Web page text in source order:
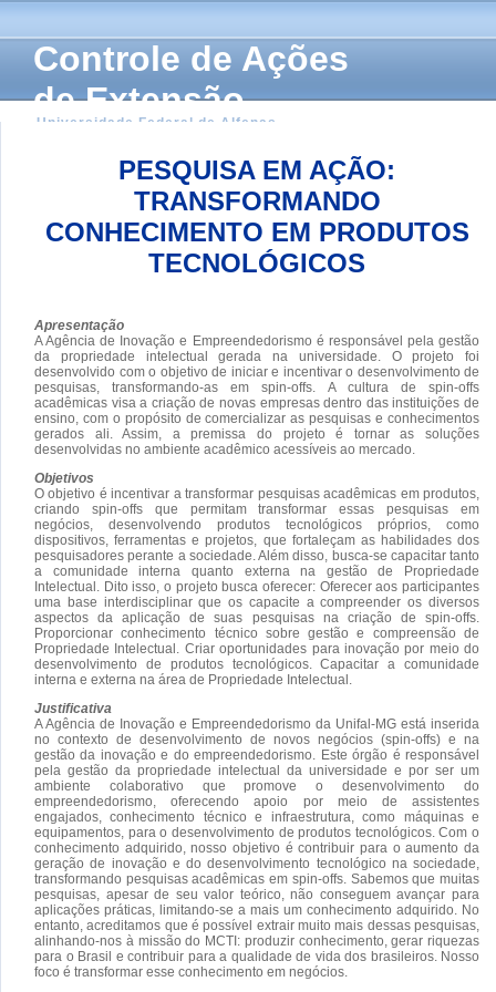
Controle de Ações
de Extensão
Universidade Federal de Alfenas
PESQUISA EM AÇÃO:
TRANSFORMANDO
CONHECIMENTO EM PRODUTOS
TECNOLÓGICOS
Apresentação
A Agência de Inovação e Empreendedorismo é responsável pela gestão
da propriedade intelectual gerada na universidade. O projeto foi
desenvolvido com o objetivo de iniciar e incentivar o desenvolvimento de
pesquisas, transformando-as em spin-offs. A cultura de spin-offs
acadêmicas visa a criação de novas empresas dentro das instituições de
ensino, com o propósito de comercializar as pesquisas e conhecimentos
gerados ali. Assim, a premissa do projeto é tornar as soluções
desenvolvidas no ambiente acadêmico acessíveis ao mercado.
Objetivos
O objetivo é incentivar a transformar pesquisas acadêmicas em produtos,
criando spin-offs que permitam transformar essas pesquisas em
negócios, desenvolvendo produtos tecnológicos próprios, como
dispositivos, ferramentas e projetos, que fortaleçam as habilidades dos
pesquisadores perante a sociedade. Além disso, busca-se capacitar tanto
a comunidade interna quanto externa na gestão de Propriedade
Intelectual. Dito isso, o projeto busca oferecer: Oferecer aos participantes
uma base interdisciplinar que os capacite a compreender os diversos
aspectos da aplicação de suas pesquisas na criação de spin-offs.
Proporcionar conhecimento técnico sobre gestão e compreensão de
Propriedade Intelectual. Criar oportunidades para inovação por meio do
desenvolvimento de produtos tecnológicos. Capacitar a comunidade
interna e externa na área de Propriedade Intelectual.
Justificativa
A Agência de Inovação e Empreendedorismo da Unifal-MG está inserida
no contexto de desenvolvimento de novos negócios (spin-offs) e na
gestão da inovação e do empreendedorismo. Este órgão é responsável
pela gestão da propriedade intelectual da universidade e por ser um
ambiente colaborativo que promove o desenvolvimento do
empreendedorismo, oferecendo apoio por meio de assistentes
engajados, conhecimento técnico e infraestrutura, como máquinas e
equipamentos, para o desenvolvimento de produtos tecnológicos. Com o
conhecimento adquirido, nosso objetivo é contribuir para o aumento da
geração de inovação e do desenvolvimento tecnológico na sociedade,
transformando pesquisas acadêmicas em spin-offs. Sabemos que muitas
pesquisas, apesar de seu valor teórico, não conseguem avançar para
aplicações práticas, limitando-se a mais um conhecimento adquirido. No
entanto, acreditamos que é possível extrair muito mais dessas pesquisas,
alinhando-nos à missão do MCTI: produzir conhecimento, gerar riquezas
para o Brasil e contribuir para a qualidade de vida dos brasileiros. Nosso
foco é transformar esse conhecimento em negócios.